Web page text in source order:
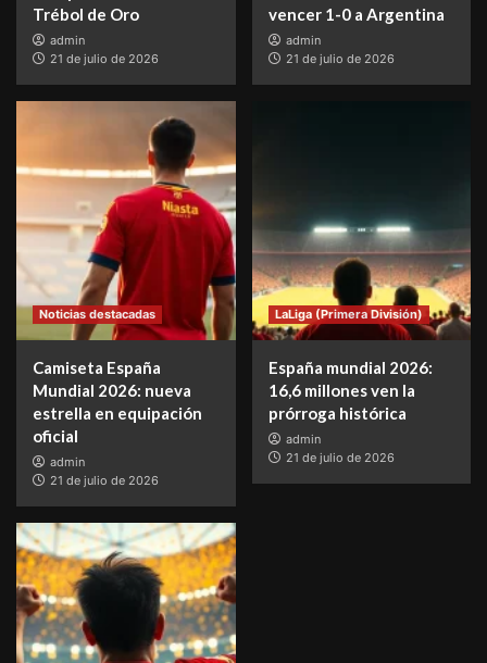
Trébol de Oro
admin
21 de julio de 2026
vencer 1-0 a Argentina
admin
21 de julio de 2026
Noticias destacadas
Camiseta España
Mundial 2026: nueva
estrella en equipación
oficial
admin
21 de julio de 2026
LaLiga (Primera División)
España mundial 2026:
16,6 millones ven la
prórroga histórica
admin
21 de julio de 2026